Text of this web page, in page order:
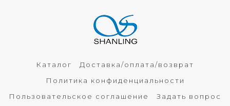
Каталог
Доставка/оплата/возврат
Политика конфиденциальности
Пользовательское соглашение
Задать вопрос